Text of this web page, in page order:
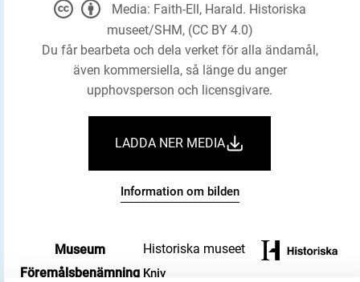
Museum
Historiska museet
Föremålsbenämning Kniv
Media: Faith-Ell, Harald. Historiska
museet/SHM, (CC BY 4.0)
Du får bearbeta och dela verket för alla ändamål,
även kommersiella, så länge du anger
upphovsperson och licensgivare.
LADDA NER MEDIA
Information om bilden